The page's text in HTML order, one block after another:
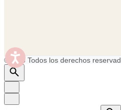
©2025 Todos los derechos